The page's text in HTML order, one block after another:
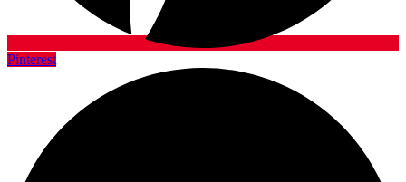
Pinterest